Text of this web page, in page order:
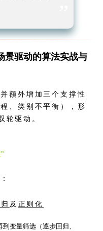
景驱动的算法实战与
额外增加三个支撑性
、类别不平衡），形
轮驱动。
及 正则化
到变量筛选（逐步回归、